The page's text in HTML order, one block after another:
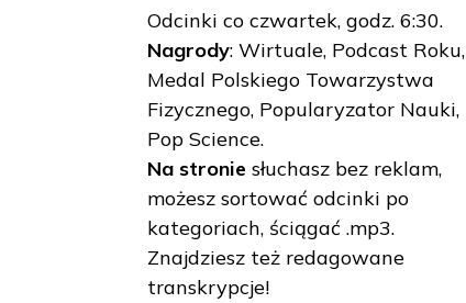
Odcinki co czwartek, godz. 6:30.
Nagrody: Wirtuale, Podcast Roku,
Medal Polskiego Towarzystwa
Fizycznego, Popularyzator Nauki,
Pop Science.
Na stronie słuchasz bez reklam,
możesz sortować odcinki po
kategoriach, ściągać .mp3.
Znajdziesz też redagowane
transkrypcje!